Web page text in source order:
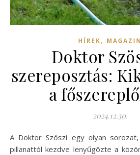
HÍREK, MAGAZIN
Doktor
szereposztás:
a
2024.12.30.
A Doktor Szöszi egy olyan sorozat, amely már az első
pillanattól kezdve lenyűgözte a